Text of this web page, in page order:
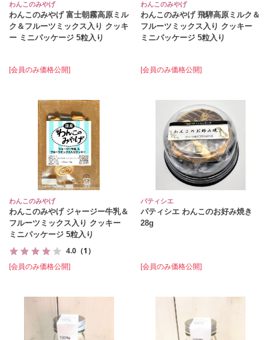
わんこのみやげ
わんこのみやげ 富士朝霧高原ミル
ク＆フルーツミックス入り クッキ
ー ミニパッケージ 5粒入り
[会員のみ価格公開]
わんこのみやげ
わんこのみやげ 飛騨高原ミルク＆
フルーツミックス入り クッキー
ミニパッケージ 5粒入り
[会員のみ価格公開]
わんこのみやげ
わんこのみやげ ジャージー牛乳＆
フルーツミックス入り クッキー
ミニパッケージ 5粒入り
4.0 （1）
[会員のみ価格公開]
パティシエ
パティシエ わんこのお好み焼き
28g
[会員のみ価格公開]